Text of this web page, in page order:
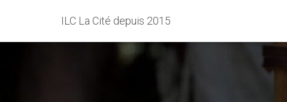
ILC La Cité depuis 2015